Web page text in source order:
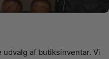
af butiksinventar. Vi